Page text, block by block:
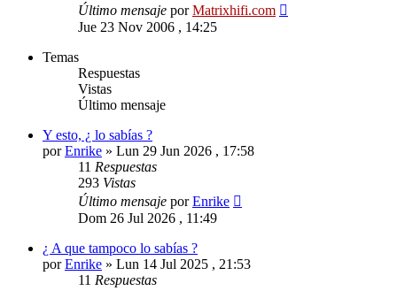
Último mensaje porMatrixhifi.com
Jue 23 Nov 2006 , 14:25
Temas
Respuestas
Vistas
Último mensaje
Y esto, ¿ lo sabías ?
porEnrike » Lun 29 Jun 2026 , 17:58
11 Respuestas
293 Vistas
Último mensaje porEnrike
Dom 26 Jul 2026 , 11:49
¿ A que tampoco lo sabías ?
porEnrike » Lun 14 Jul 2025 , 21:53
11 Respuestas